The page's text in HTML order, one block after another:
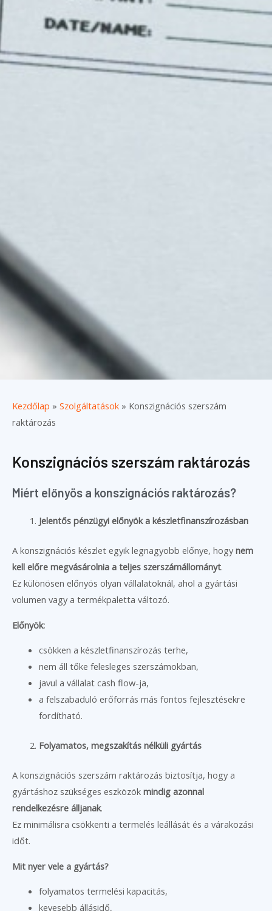
Kezdőlap » Szolgáltatások » Konszignációs szerszám
raktározás
Konszignációs szerszám raktározás
Miért előnyös a konszignációs raktározás?
Jelentős pénzügyi előnyök a készletfinanszírozásban
A konszignációs készlet egyik legnagyobb előnye, hogy nem
kell előre megvásárolnia a teljes szerszámállományt.
Ez különösen előnyös olyan vállalatoknál, ahol a gyártási
volumen vagy a termékpaletta változó.
Előnyök:
csökken a készletfinanszírozás terhe,
nem áll tőke felesleges szerszámokban,
javul a vállalat cash flow-ja,
a felszabaduló erőforrás más fontos fejlesztésekre
fordítható.
Folyamatos, megszakítás nélküli gyártás
A konszignációs szerszám raktározás biztosítja, hogy a
gyártáshoz szükséges eszközök mindig azonnal
rendelkezésre álljanak.
Ez minimálisra csökkenti a termelés leállását és a várakozási
időt.
Mit nyer vele a gyártás?
folyamatos termelési kapacitás,
kevesebb állásidő,